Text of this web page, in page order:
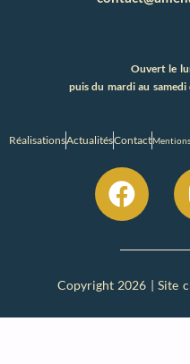
Ouvert le
puis du mardi au
RéalisationsActualitésContact
Copyright 2026 | Site